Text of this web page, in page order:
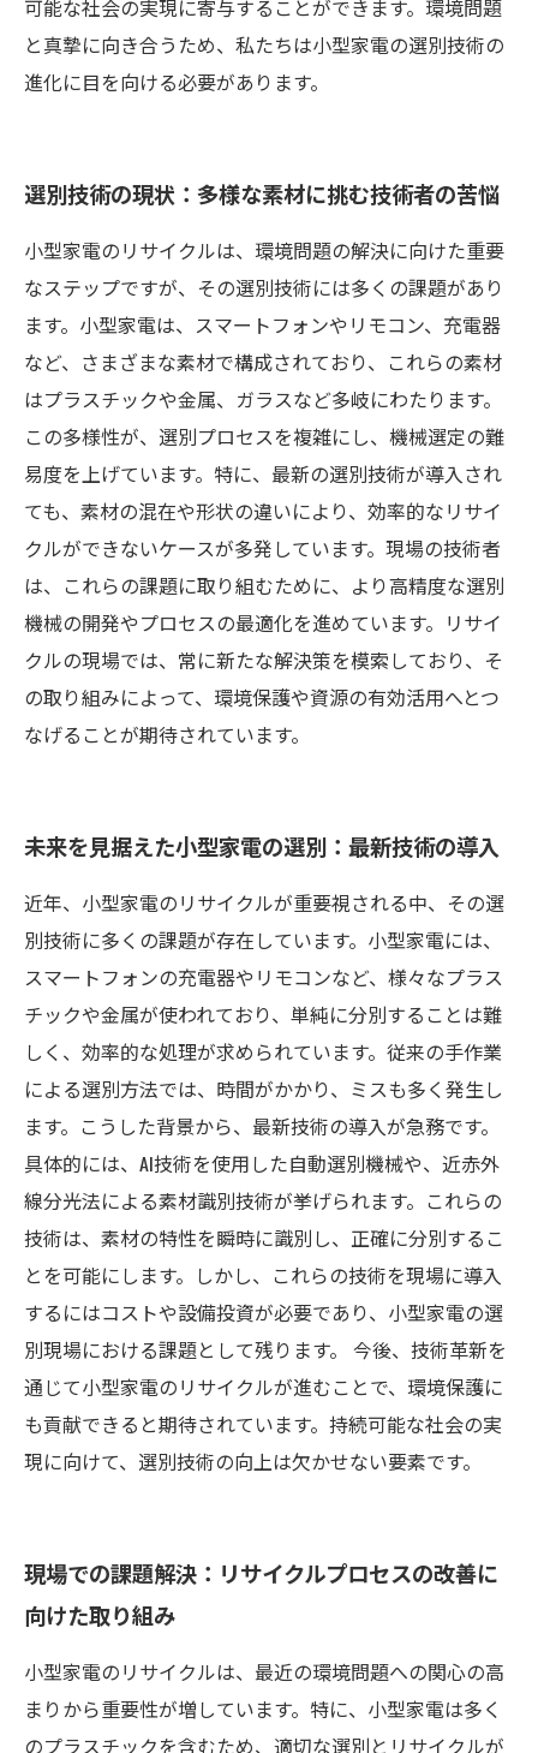
可能な社会の実現に寄与することができます。環境問題
と真摯に向き合うため、私たちは小型家電の選別技術の
進化に目を向ける必要があります。
選別技術の現状：多様な素材に挑む技術者の苦悩
小型家電のリサイクルは、環境問題の解決に向けた重要
なステップですが、その選別技術には多くの課題があり
ます。小型家電は、スマートフォンやリモコン、充電器
など、さまざまな素材で構成されており、これらの素材
はプラスチックや金属、ガラスなど多岐にわたります。
この多様性が、選別プロセスを複雑にし、機械選定の難
易度を上げています。特に、最新の選別技術が導入され
ても、素材の混在や形状の違いにより、効率的なリサイ
クルができないケースが多発しています。現場の技術者
は、これらの課題に取り組むために、より高精度な選別
機械の開発やプロセスの最適化を進めています。リサイ
クルの現場では、常に新たな解決策を模索しており、そ
の取り組みによって、環境保護や資源の有効活用へとつ
なげることが期待されています。
未来を見据えた小型家電の選別：最新技術の導入
近年、小型家電のリサイクルが重要視される中、その選
別技術に多くの課題が存在しています。小型家電には、
スマートフォンの充電器やリモコンなど、様々なプラス
チックや金属が使われており、単純に分別することは難
しく、効率的な処理が求められています。従来の手作業
による選別方法では、時間がかかり、ミスも多く発生し
ます。こうした背景から、最新技術の導入が急務です。
具体的には、AI技術を使用した自動選別機械や、近赤外
線分光法による素材識別技術が挙げられます。これらの
技術は、素材の特性を瞬時に識別し、正確に分別するこ
とを可能にします。しかし、これらの技術を現場に導入
するにはコストや設備投資が必要であり、小型家電の選
別現場における課題として残ります。 今後、技術革新を
通じて小型家電のリサイクルが進むことで、環境保護に
も貢献できると期待されています。持続可能な社会の実
現に向けて、選別技術の向上は欠かせない要素です。
現場での課題解決：リサイクルプロセスの改善に
向けた取り組み
小型家電のリサイクルは、最近の環境問題への関心の高
まりから重要性が増しています。特に、小型家電は多く
のプラスチックを含むため、適切な選別とリサイクルが